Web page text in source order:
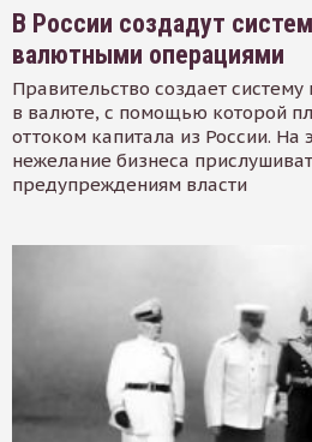
В России создадут
валютными операциями
Правительство создает
в валюте, с помощью которой
оттоком капитала из России. На
нежелание бизнеса
предупреждениям власти